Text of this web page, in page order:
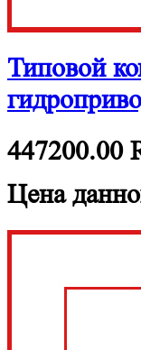
Типовой
447200.00
Цена